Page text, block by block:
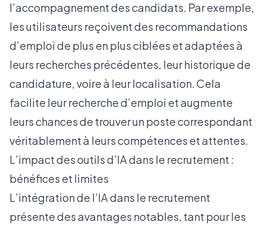
l’accompagnement des candidats. Par exemple,
les utilisateurs reçoivent des recommandations
d’emploi de plus en plus ciblées et adaptées à
leurs recherches précédentes, leur historique de
candidature, voire à leur localisation. Cela
facilite leur recherche d’emploi et augmente
leurs chances de trouver un poste correspondant
véritablement à leurs compétences et attentes.
L’impact des outils d’IA dans le recrutement :
bénéfices et limites
L’intégration de l’IA dans le recrutement
présente des avantages notables, tant pour les